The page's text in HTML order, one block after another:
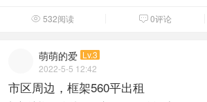
 532阅读  0评论
萌萌的爱 Lv.3
2022-5-5 12:42
市区周边，框架560平出租